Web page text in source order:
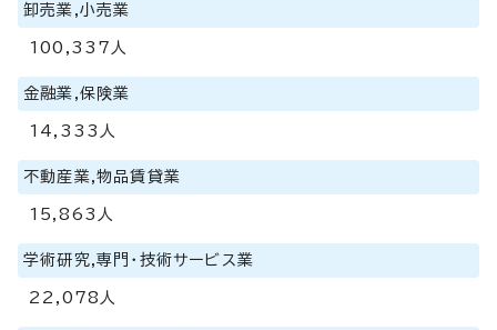
卸売業,小売業
100,337人
金融業,保険業
14,333人
不動産業,物品賃貸業
15,863人
学術研究,専門・技術サービス業
22,078人